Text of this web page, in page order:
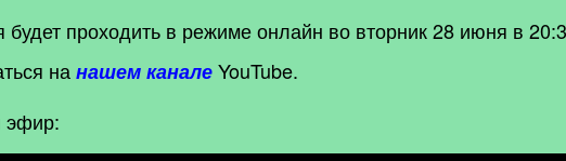
проходить в режиме онлайн во вторник 28 июня в
на нашем канале YouTube.
эфир: